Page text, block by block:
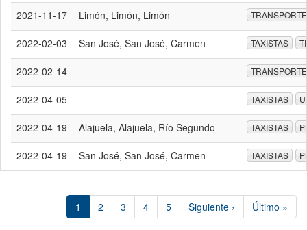
2021-11-17 Limón, Limón, Limón TRANSPORTE
2022-02-03 San José, San José, Carmen TAXISTAS
2022-02-14 TRANSPORTE
2022-04-05 TAXISTAS
2022-04-19 Alajuela, Alajuela, Río Segundo TAXISTAS
2022-04-19 San José, San José, Carmen TAXISTAS
1 2 3 4 5 Siguiente › Último »